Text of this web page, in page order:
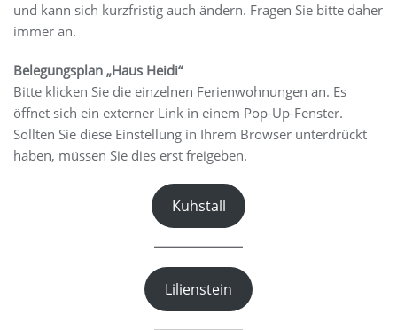
und kann sich kurzfristig auch ändern. Fragen Sie bitte daher
immer an.
Belegungsplan „Haus Heidi“
Bitte klicken Sie die einzelnen Ferienwohnungen an. Es
öffnet sich ein externer Link in einem Pop-Up-Fenster.
Sollten Sie diese Einstellung in Ihrem Browser unterdrückt
haben, müssen Sie dies erst freigeben.
Kuhstall
Lilienstein